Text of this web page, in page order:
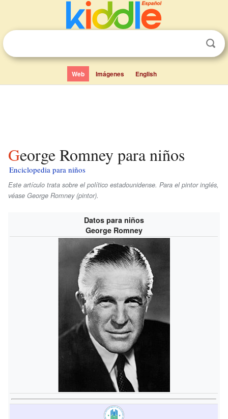
Web Imágenes English
George Romney para niños
Enciclopedia para niños
Este artículo trata sobre el político estadounidense. Para el pintor inglés,
véase George Romney (pintor).
Datos para niños
George Romney